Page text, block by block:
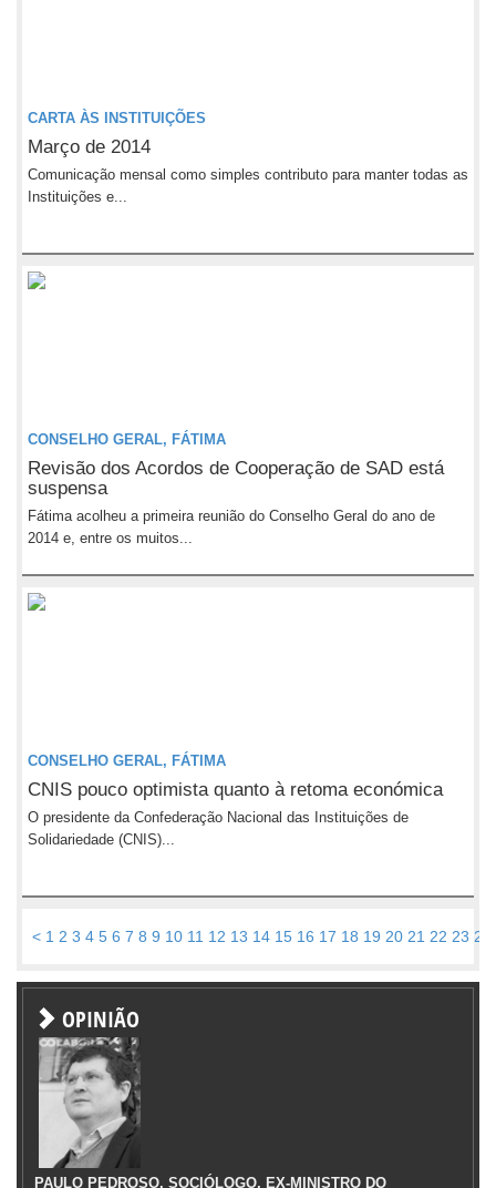
CARTA ÀS INSTITUIÇÕES
Março de 2014
Comunicação mensal como simples contributo para manter todas as
Instituições e...
CONSELHO GERAL, FÁTIMA
Revisão dos Acordos de Cooperação de SAD está
suspensa
Fátima acolheu a primeira reunião do Conselho Geral do ano de
2014 e, entre os muitos...
CONSELHO GERAL, FÁTIMA
CNIS pouco optimista quanto à retoma económica
O presidente da Confederação Nacional das Instituições de
Solidariedade (CNIS)...
< 1 2 3 4 5 6 7 8 9 10 11 12 13 14 15 16 17 18 19 20 21 22 23 24
OPINIÃO
PAULO PEDROSO, SOCIÓLOGO, EX-MINISTRO DO